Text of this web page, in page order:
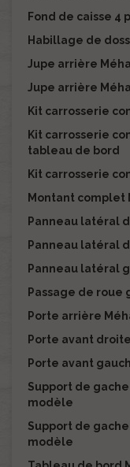
Fond de caisse 4
Habillage de
Jupe arrière
Jupe arrière
Kit carrosserie
Kit carrosserie
tableau de bord
Kit carrosserie
Montant complet
Panneau latéral
Panneau latéral
Panneau latéral
Passage de
Porte arrière
Porte avant
Porte avant
Support de
modèle
Support de
modèle